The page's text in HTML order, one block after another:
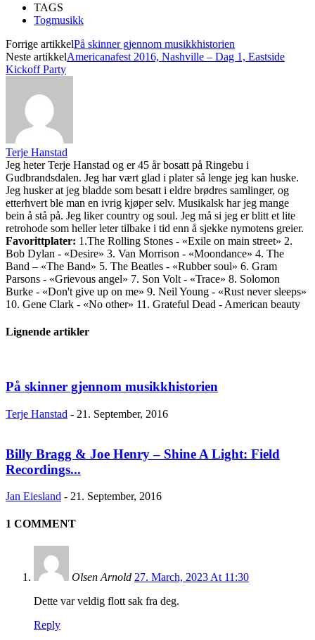
TAGS
Togmusikk
Forrige artikkelPå skinner gjennom musikkhistorien
Neste artikkelAmericanafest 2016, Nashville – Dag 1, Eastside
Kickoff Party
Terje Hanstad
Jeg heter Terje Hanstad og er 45 år bosatt på Ringebu i
Gudbrandsdalen. Jeg har vært glad i plater så lenge jeg kan huske.
Jeg husker at jeg bladde som besatt i eldre brødres samlinger, og
etterhvert ble man en ivrig kjøper selv. Musikalsk har jeg mange
bein å stå på. Jeg liker country og soul. Jeg må si jeg er blitt et lite
retrohode som heller leter tilbake i tid enn å sjekke nymotens greier.
Favorittplater: 1.The Rolling Stones - «Exile on main street» 2.
Bob Dylan - «Desire» 3. Van Morrison - «Moondance» 4. The
Band – «The Band» 5. The Beatles - «Rubber soul» 6. Gram
Parsons - «Grievous angel» 7. Son Volt - «Trace» 8. Solomon
Burke - «Don't give up on me» 9. Neil Young - «Rust never sleeps»
10. Gene Clark - «No other» 11. Grateful Dead - American beauty
Lignende artikler
På skinner gjennom musikkhistorien
Terje Hanstad - 21. September, 2016
Billy Bragg & Joe Henry – Shine A Light: Field
Recordings...
Jan Eiesland - 21. September, 2016
1 COMMENT
Olsen Arnold 27. March, 2023 At 11:30
Dette var veldig flott sak fra deg.
Reply